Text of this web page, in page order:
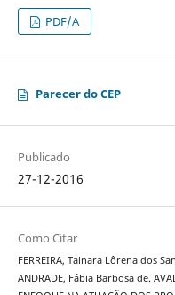
PDF/A
Parecer do CEP
Publicado
27-12-2016
Como Citar
FERREIRA, Tainara Lôrena dos
ANDRADE, Fábia Barbosa de.